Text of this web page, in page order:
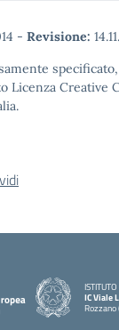
- Revisione:
Licenza Creative
IC Viale
Rozzano